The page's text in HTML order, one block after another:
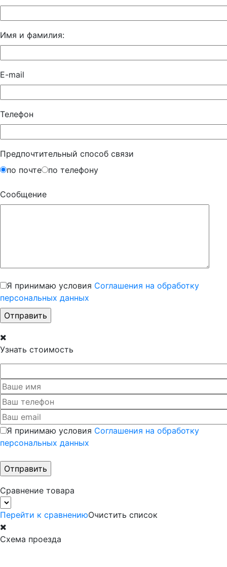
Имя и фамилия:
E-mail
Телефон
Предпочтительный способ связи
по почте
по телефону
Сообщение
Я принимаю условия Соглашения на обработку
персональных данных
Узнать стоимость
Я принимаю условия Соглашения на обработку
персональных данных
Сравнение товара
Перейти к сравнениюОчистить список
Схема проезда